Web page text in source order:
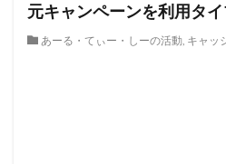
元キャンペーンを利用タ
あーる・てぃー・しーの活動, キャッ